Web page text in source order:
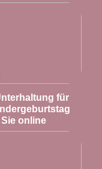
für
online